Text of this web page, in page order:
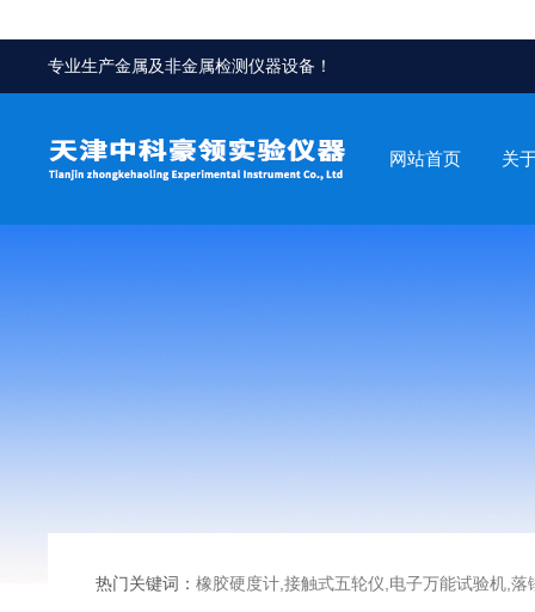
专业生产金属及非金属检测仪器设备！
网站首页 关
热门关键词： 橡胶硬度计,接触式五轮仪,电子万能试验机,落锤冲击试验机,数显